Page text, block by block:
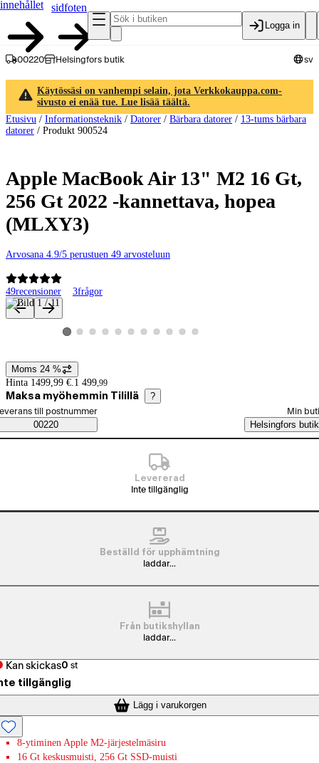
innehållet
sidfoten
Logga in
00220 Helsingfors butik sv
Käytössäsi on vanhempi selain, jota Verkkokauppa.com-
sivusto ei enää tue. Lue lisää täältä.
Etusivu / Informationsteknik / Datorer / Bärbara datorer / 13-tums bärbara
datorer / Produkt 900524
Apple MacBook Air 13" M2 16 Gt,
256 Gt 2022 -kannettava, hopea
(MLXY3)
Arvosana 4.9/5 perustuen 49 arvosteluun
49recensioner 3frågor
Produktbilder och videor
Visa produktbild 1
Visa produktbild 2
Visa produktbild 3
Visa produktbild 4
Visa produktbild 5
Visa produktbild 6
Visa produktbild 7
Visa produktbild 8
Visa produktbild 9
Visa produktbild 10
Visa produktbild 11
Prisinformation
Moms 24 %
Hinta 1499,99 €. 1 499,99
Maksa myöhemmin Tilillä ?
Saatavuustiedot
beställningssätt
till postnummer
00220
Min
Helsingfors butik
Levererad
Inte tillgänglig
Beställd för upphämtning
laddar...
Från butikshyllan
laddar...
Kan skickas0 st
tillgänglig
Lägg i varukorgen
8-ytiminen Apple M2-järjestelmäsiru
16 Gt keskusmuisti, 256 Gt SSD-muisti